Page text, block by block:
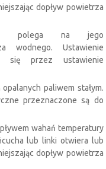
dopływ powietrza
polega na jego
wodnego. Ustawienie
się przez ustawienie
paliwem stałym.
przeznaczone są do
wahań temperatury
lub linki otwiera lub
dopływ powietrza